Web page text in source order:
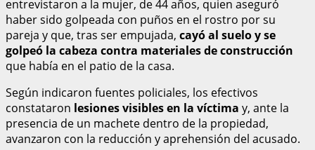
entrevistaron a la mujer, de 44 años, quien aseguró
haber sido golpeada con puños en el rostro por su
pareja y que, tras ser empujada, cayó al suelo y se
golpeó la cabeza contra materiales de construcción
que había en el patio de la casa.
Según indicaron fuentes policiales, los efectivos
constataron lesiones visibles en la víctima y, ante la
presencia de un machete dentro de la propiedad,
avanzaron con la reducción y aprehensión del acusado.